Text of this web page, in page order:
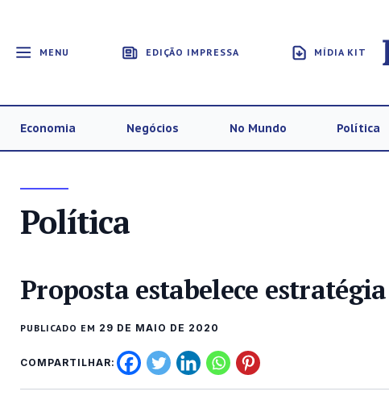
MENU EDIÇÃO IMPRESSA MÍDIA KIT
Economia Negócios No Mundo Política
Política
Proposta estabelece
PUBLICADO EM 29 DE MAIO DE 2020
COMPARTILHAR: